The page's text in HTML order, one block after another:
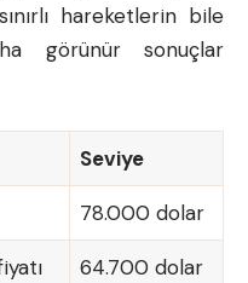
hareketlerin bile
görünür sonuçlar
Seviye
78.000 dolar
64.700 dolar